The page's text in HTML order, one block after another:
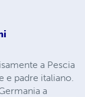
a Pescia
e padre italiano.
a